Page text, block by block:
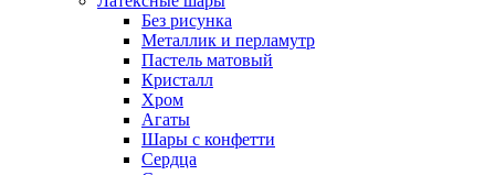
Без рисунка
Металлик и перламутр
Пастель матовый
Кристалл
Хром
Агаты
Шары с конфетти
Сердца